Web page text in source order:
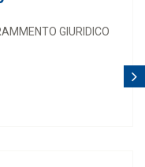
GIURIDICO